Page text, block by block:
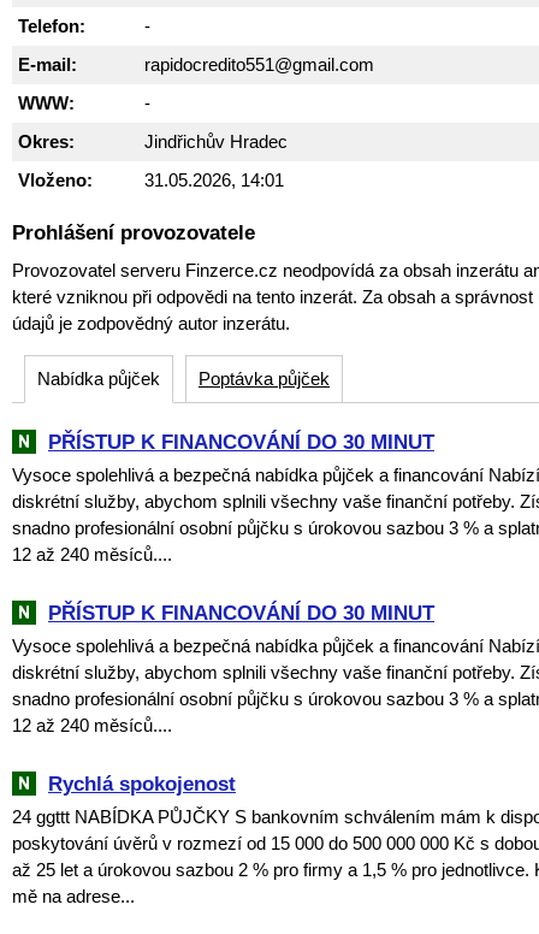
Telefon:
-
E-mail:
rapidocredito551@gmail.com
WWW:
-
Okres:
Jindřichův Hradec
Vloženo:
31.05.2026, 14:01
Prohlášení provozovatele
Provozovatel serveru Finzerce.cz neodpovídá za obsah inzerátu
které vzniknou při odpovědi na tento inzerát. Za obsah a
údajů je zodpovědný autor inzerátu.
Nabídka půjček Poptávka půjček
PŘÍSTUP K FINANCOVÁNÍ DO 30 MINUT
Vysoce spolehlivá a bezpečná nabídka půjček a financování
diskrétní služby, abychom splnili všechny vaše finanční potřeby.
snadno profesionální osobní půjčku s úrokovou sazbou 3 % a
12 až 240 měsíců....
PŘÍSTUP K FINANCOVÁNÍ DO 30 MINUT
Vysoce spolehlivá a bezpečná nabídka půjček a financování
diskrétní služby, abychom splnili všechny vaše finanční potřeby.
snadno profesionální osobní půjčku s úrokovou sazbou 3 % a
12 až 240 měsíců....
Rychlá spokojenost
24 ggttt NABÍDKA PŮJČKY S bankovním schválením mám k
poskytování úvěrů v rozmezí od 15 000 do 500 000 000 Kč s
až 25 let a úrokovou sazbou 2 % pro firmy a 1,5 % pro jednotlivce.
mě na adrese...